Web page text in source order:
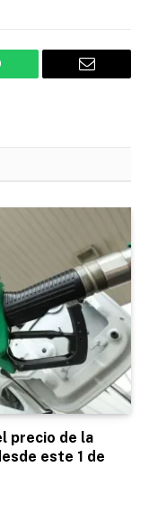
Email
precio de la
este 1 de